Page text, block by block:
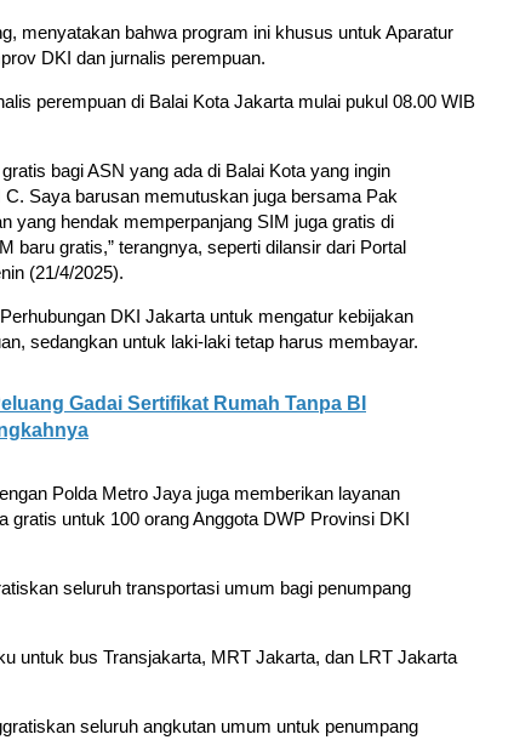
menyatakan bahwa program ini khusus untuk Aparatur
DKI dan jurnalis perempuan.
perempuan di Balai Kota Jakarta mulai pukul 08.00 WIB
bagi ASN yang ada di Balai Kota yang ingin
Saya barusan memutuskan juga bersama Pak
yang hendak memperpanjang SIM juga gratis di
baru gratis,” terangnya, seperti dilansir dari Portal
(21/4/2025).
DKI Jakarta untuk mengatur kebijakan
sedangkan untuk laki-laki tetap harus membayar.
Gadai Sertifikat Rumah Tanpa BI
Polda Metro Jaya juga memberikan layanan
gratis untuk 100 orang Anggota DWP Provinsi DKI
seluruh transportasi umum bagi penumpang
untuk bus Transjakarta, MRT Jakarta, dan LRT Jakarta
seluruh angkutan umum untuk penumpang